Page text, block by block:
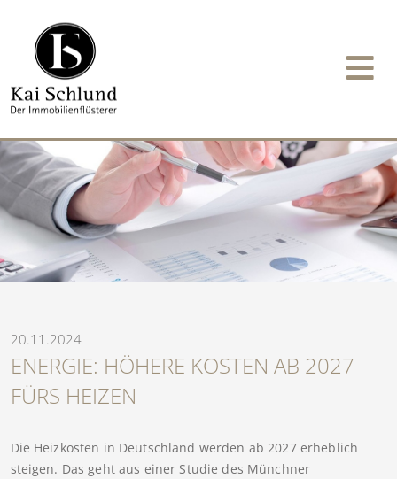
20.11.2024
ENERGIE: HÖHERE KOSTEN AB 2027
FÜRS HEIZEN
Die Heizkosten in Deutschland werden ab 2027 erheblich
steigen. Das geht aus einer Studie des Münchner